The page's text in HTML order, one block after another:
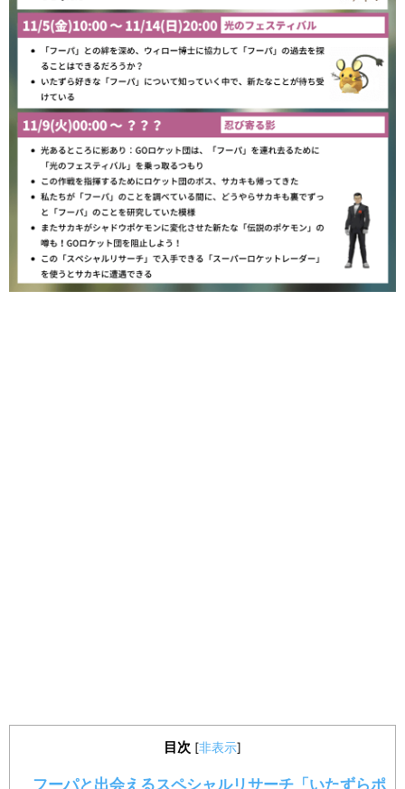
目次 [非表示]
フーパと出会えるスペシャルリサーチ「いたずらポ